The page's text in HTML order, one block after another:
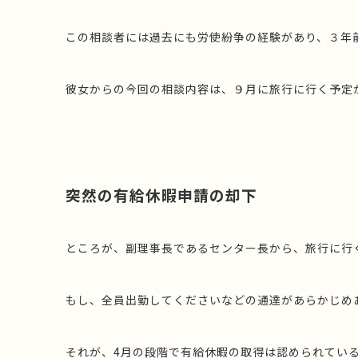
この相談者には過去にも労使紛争の経験があり、３
彼女からの今回の相談内容は、９月に旅行に行く予
突然の有給休暇申請の却下
ところが、副理事長であるセンター長から、旅行に
もし、全員出勤してくださいなどの通達があらかじ
それが、4月の段階で有給休暇の取得は認められてい